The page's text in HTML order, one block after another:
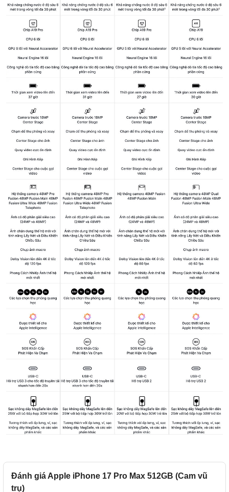
Đánh giá Apple iPhone 17 Pro Max 512GB (Cam vũ
trụ)